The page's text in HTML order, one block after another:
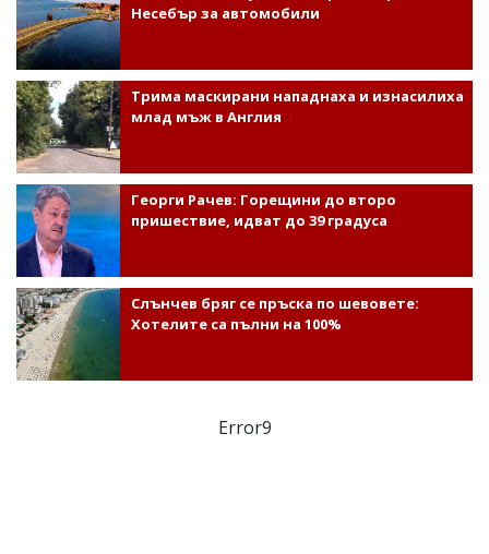
Несебър за автомобили
Трима маскирани нападнаха и изнасилиха
млад мъж в Англия
Георги Рачев: Горещини до второ
пришествие, идват до 39 градуса
Слънчев бряг се пръска по шевовете:
Хотелите са пълни на 100%
Error9